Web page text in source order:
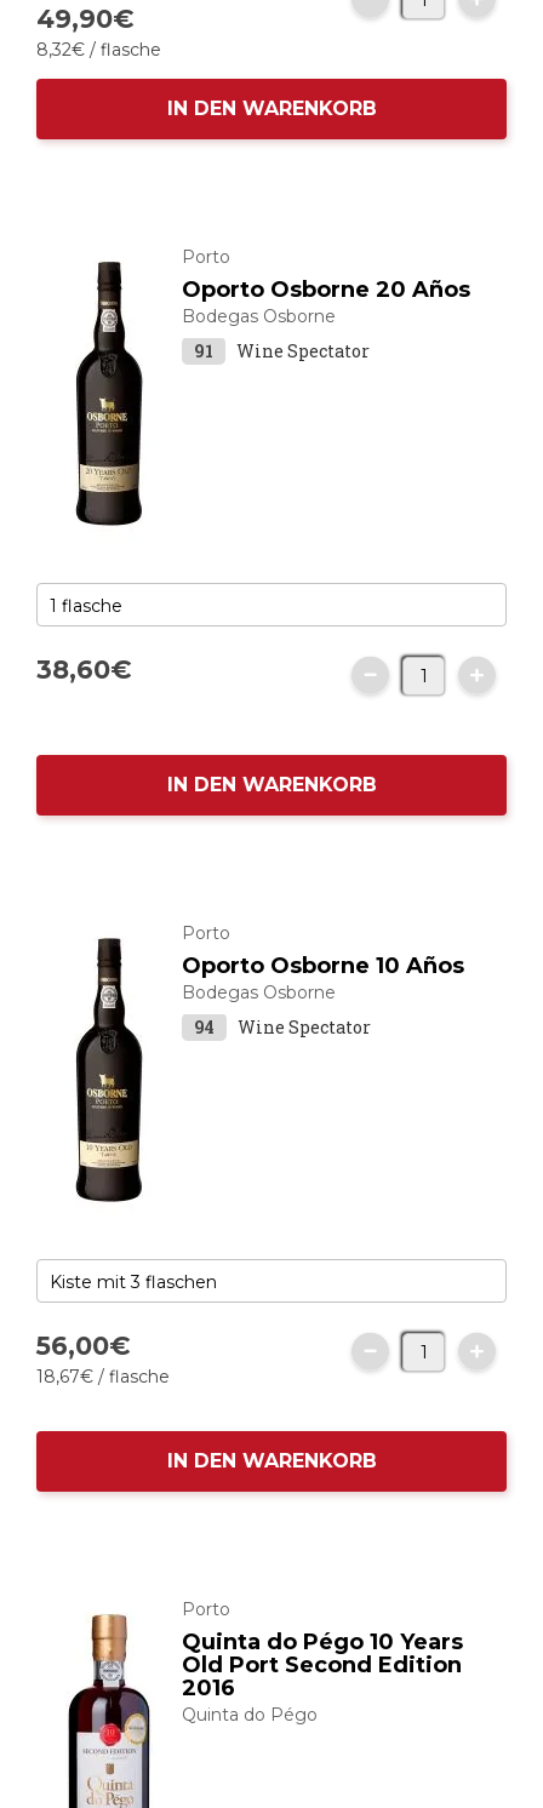
49,90€
8,32€ / flasche
IN DEN WARENKORB
Porto
Oporto Osborne 20 Años
Bodegas Osborne
91 Wine Spectator
38,60€
IN DEN WARENKORB
Porto
Oporto Osborne 10 Años
Bodegas Osborne
94 Wine Spectator
56,00€
18,67€ / flasche
IN DEN WARENKORB
Porto
Quinta do Pégo 10 Years
Old Port Second Edition
2016
Quinta do Pégo